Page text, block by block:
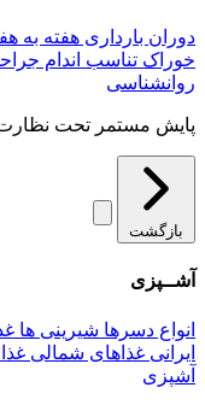
دوران بارداری هفته به
خوراک تناسب اندام
روانشناسی
پایش مستمر تحت
بازگشت
آشــپزی
انواع دسرها شیرینی ها
ایرانی غذاهای شمالی
آشپزی